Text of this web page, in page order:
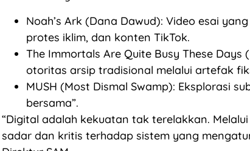
Noah’s Ark (Dana Dawud): Video esai
protes iklim, dan konten TikTok.
The Immortals Are Quite Busy These
otoritas arsip tradisional melalui artefak
MUSH (Most Dismal Swamp): Eksplorasi
bersama”.
“Digital adalah kekuatan tak terelakkan.
sadar dan kritis terhadap sistem yang